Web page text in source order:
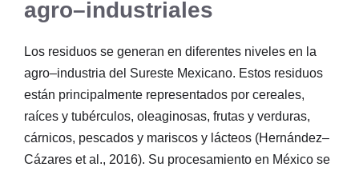
agro–industriales
Los residuos se generan en diferentes niveles en la
agro–industria del Sureste Mexicano. Estos residuos
están principalmente representados por cereales,
raíces y tubérculos, oleaginosas, frutas y verduras,
cárnicos, pescados y mariscos y lácteos (Hernández–
Cázares et al., 2016). Su procesamiento en México se